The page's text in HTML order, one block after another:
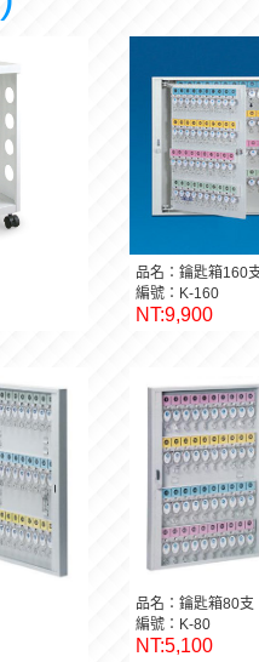
品名：鑰匙箱160
編號：K-160
NT:9,900
品名：鑰匙箱80支
編號：K-80
NT:5,100